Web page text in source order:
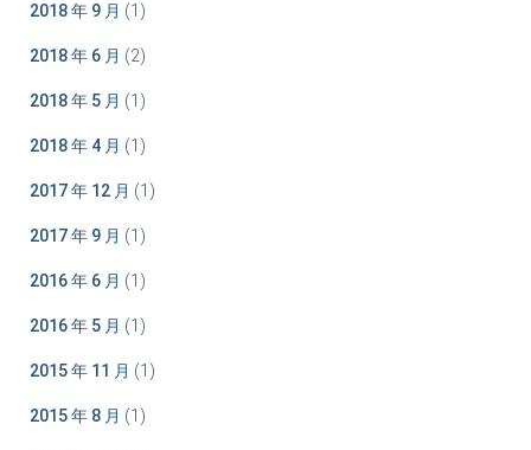
2018 年 9 月 (1)
2018 年 6 月 (2)
2018 年 5 月 (1)
2018 年 4 月 (1)
2017 年 12 月 (1)
2017 年 9 月 (1)
2016 年 6 月 (1)
2016 年 5 月 (1)
2015 年 11 月 (1)
2015 年 8 月 (1)